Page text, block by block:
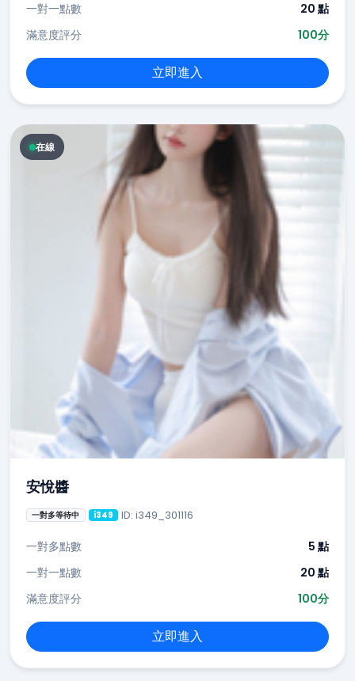
一對一點數
20 點
滿意度評分
100分
立即進入
在線
安悅醬
一對多等待中 i349 ID: i349_301116
一對多點數
5 點
一對一點數
20 點
滿意度評分
100分
立即進入